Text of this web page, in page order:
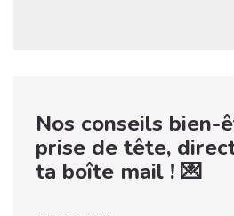
Nos conseils bien-
prise de tête,
ta boîte mail ! 💌